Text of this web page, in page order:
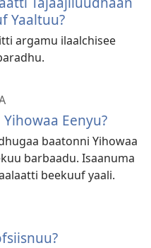
Yaaltuu?
argamu ilaalchisee
Eenyu?
baatonni Yihowaa
barbaadu. Isaanuma
beekuuf yaali.